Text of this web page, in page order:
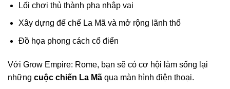
Lối chơi thủ thành pha nhập vai
Xây dựng đế chế La Mã và mở rộng lãnh thổ
Đồ họa phong cách cổ điển
Với Grow Empire: Rome, bạn sẽ có cơ hội làm sống lại
những cuộc chiến La Mã qua màn hình điện thoại.